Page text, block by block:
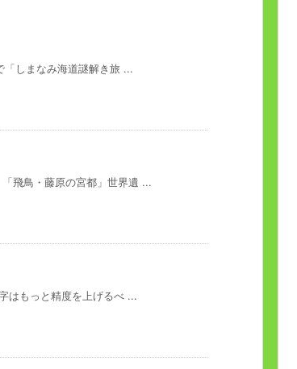
しまなみ海道謎解き旅 ...
飛鳥・藤原の宮都」世界遺 ...
はもっと精度を上げるべ ...